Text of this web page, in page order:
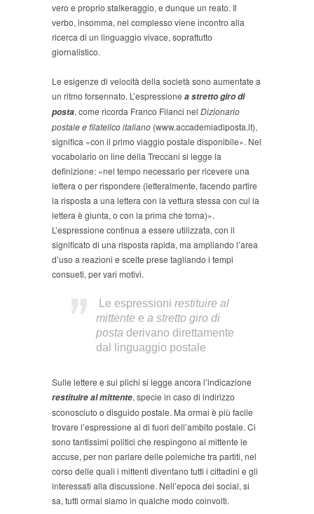
vero e proprio stalkeraggio, e dunque un reato. Il
verbo, insomma, nel complesso viene incontro alla
ricerca di un linguaggio vivace, soprattutto
giornalistico.
Le esigenze di velocità della società sono aumentate a
un ritmo forsennato. L’espressione a stretto giro di
posta, come ricorda Franco Filanci nel Dizionario
postale e filatelico italiano (www.accademiadiposta.it),
significa «con il primo viaggio postale disponibile». Nel
vocabolario on line della Treccani si legge la
definizione: «nel tempo necessario per ricevere una
lettera o per rispondere (letteralmente, facendo partire
la risposta a una lettera con la vettura stessa con cui la
lettera è giunta, o con la prima che torna)».
L’espressione continua a essere utilizzata, con il
significato di una risposta rapida, ma ampliando l’area
d’uso a reazioni e scelte prese tagliando i tempi
consueti, per vari motivi.
Le espressioni restituire al
mittente e a stretto giro di
posta derivano direttamente
dal linguaggio postale
Sulle lettere e sui plichi si legge ancora l’indicazione
restituire al mittente, specie in caso di indirizzo
sconosciuto o disguido postale. Ma ormai è più facile
trovare l’espressione al di fuori dell’ambito postale. Ci
sono tantissimi politici che respingono al mittente le
accuse, per non parlare delle polemiche tra partiti, nel
corso delle quali i mittenti diventano tutti i cittadini e gli
interessati alla discussione. Nell’epoca dei social, si
sa, tutti ormai siamo in qualche modo coinvolti.